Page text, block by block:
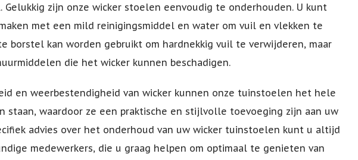
Gelukkig zijn onze wicker stoelen eenvoudig te onderhouden. U kunt
met een mild reinigingsmiddel en water om vuil en vlekken te
borstel kan worden gebruikt om hardnekkig vuil te verwijderen, maar
die het wicker kunnen beschadigen.
en weerbestendigheid van wicker kunnen onze tuinstoelen het hele
staan, waardoor ze een praktische en stijlvolle toevoeging zijn aan uw
advies over het onderhoud van uw wicker tuinstoelen kunt u altijd
medewerkers, die u graag helpen om optimaal te genieten van